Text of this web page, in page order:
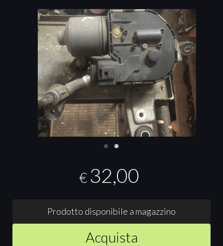
€ 32,00
Prodotto disponibile a magazzino
Acquista